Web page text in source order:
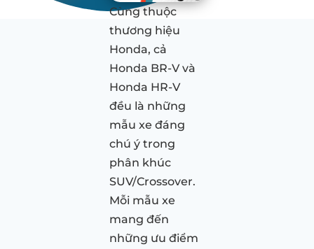
Cùng thuộc
thương hiệu
Honda, cả
Honda BR-V và
Honda HR-V
đều là những
mẫu xe đáng
chú ý trong
phân khúc
SUV/Crossover.
Mỗi mẫu xe
mang đến
những ưu điểm